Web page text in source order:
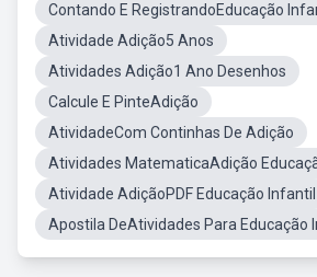
Contando E RegistrandoEducação
Atividade Adição5 Anos
Atividades Adição1 Ano Desenhos
Calcule E PinteAdição
AtividadeCom Continhas De Adição
Atividades MatematicaAdição
Atividade AdiçãoPDF Educação Infantil
Apostila DeAtividades Para Educação